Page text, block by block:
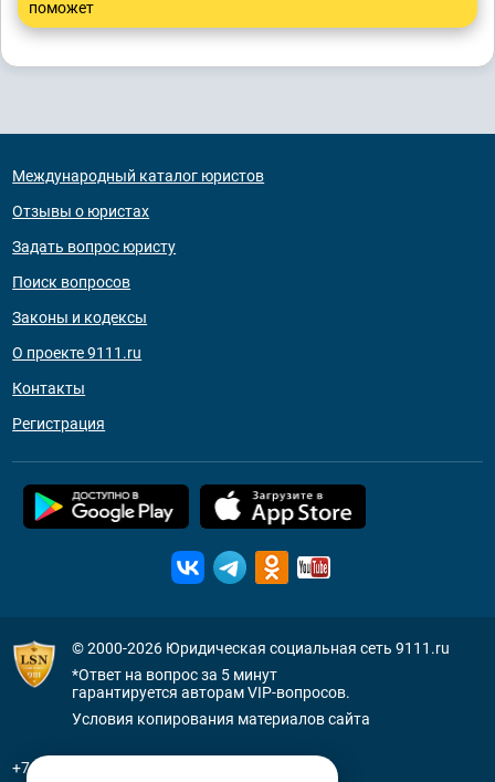
поможет
Международный каталог юристов
Отзывы о юристах
Задать вопрос юристу
Поиск вопросов
Законы и кодексы
О проекте 9111.ru
Контакты
Регистрация
© 2000-2026 Юридическая социальная сеть 9111.ru
*Ответ на вопрос за 5 минут
гарантируется авторам VIP-вопросов.
Условия копирования материалов сайта
+7 (800) 505-91-11